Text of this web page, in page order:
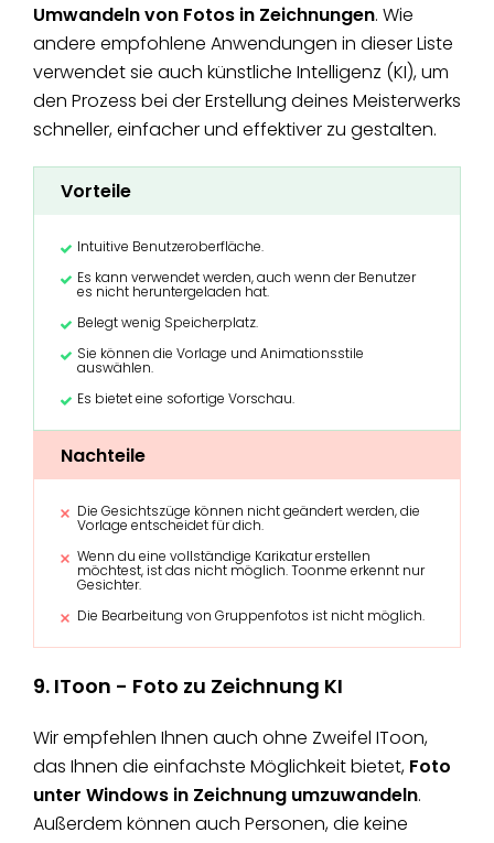
Umwandeln von Fotos in Zeichnungen. Wie
andere empfohlene Anwendungen in dieser Liste
verwendet sie auch künstliche Intelligenz (KI), um
den Prozess bei der Erstellung deines Meisterwerks
schneller, einfacher und effektiver zu gestalten.
Vorteile
Intuitive Benutzeroberfläche.
Es kann verwendet werden, auch wenn der Benutzer
es nicht heruntergeladen hat.
Belegt wenig Speicherplatz.
Sie können die Vorlage und Animationsstile
auswählen.
Es bietet eine sofortige Vorschau.
Nachteile
Die Gesichtszüge können nicht geändert werden, die
Vorlage entscheidet für dich.
Wenn du eine vollständige Karikatur erstellen
möchtest, ist das nicht möglich. Toonme erkennt nur
Gesichter.
Die Bearbeitung von Gruppenfotos ist nicht möglich.
9. IToon - Foto zu Zeichnung KI
Wir empfehlen Ihnen auch ohne Zweifel IToon,
das Ihnen die einfachste Möglichkeit bietet, Foto
unter Windows in Zeichnung umzuwandeln.
Außerdem können auch Personen, die keine